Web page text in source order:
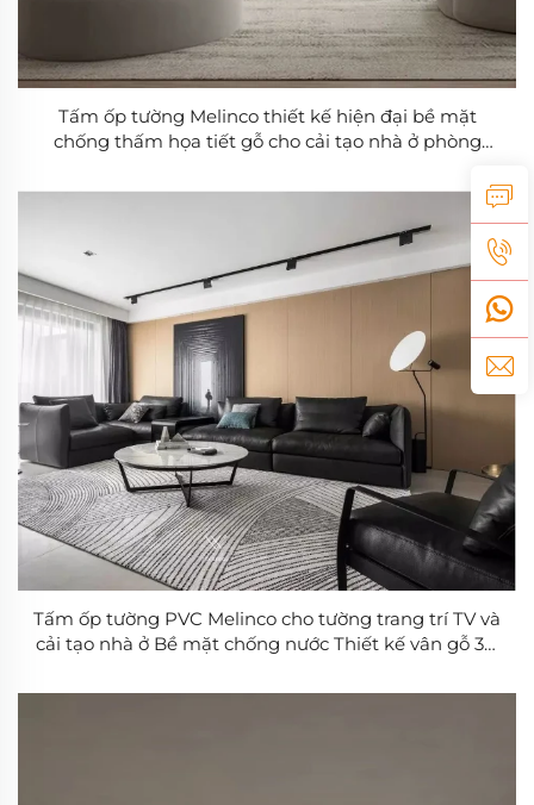
Tấm ốp tường Melinco thiết kế hiện đại bề mặt
chống thấm họa tiết gỗ cho cải tạo nhà ở phòng
Tấm ốp tường PVC Melinco cho tường trang trí TV và
cải tạo nhà ở Bề mặt chống nước Thiết kế vân gỗ 3D